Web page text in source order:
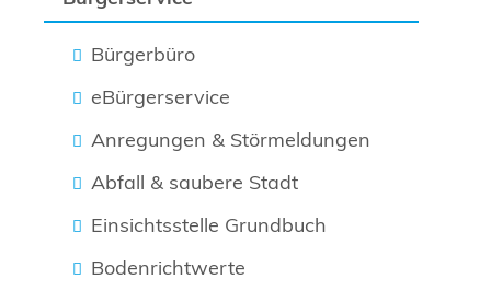
Bürgerbüro
eBürgerservice
Anregungen & Störmeldungen
Abfall & saubere Stadt
Einsichtsstelle Grundbuch
Bodenrichtwerte